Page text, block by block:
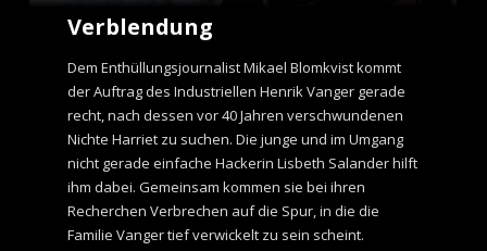
Verblendung
Dem Enthüllungsjournalist Mikael Blomkvist kommt
der Auftrag des Industriellen Henrik Vanger gerade
recht, nach dessen vor 40 Jahren verschwundenen
Nichte Harriet zu suchen. Die junge und im Umgang
nicht gerade einfache Hackerin Lisbeth Salander hilft
ihm dabei. Gemeinsam kommen sie bei ihren
Recherchen Verbrechen auf die Spur, in die die
Familie Vanger tief verwickelt zu sein scheint.